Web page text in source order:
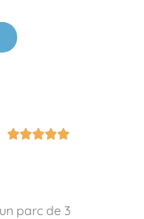

parc de 3